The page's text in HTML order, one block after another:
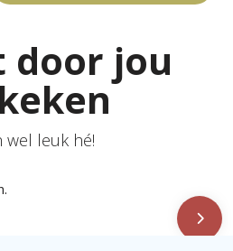
door jou
wel leuk hé!